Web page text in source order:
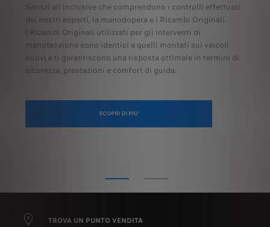
Servizi all inclusive che comprendono i controlli effettuati
dai nostri esperti, la manodopera e i Ricambi Originali.
I Ricambi Originali utilizzati per gli interventi di
manutenzione sono identici a quelli montati sui veicoli
nuovi e ti garantiscono una risposta ottimale in termini di
sicurezza, prestazioni e comfort di guida.
SCOPRI DI PIU'
TROVA UN PUNTO VENDITA